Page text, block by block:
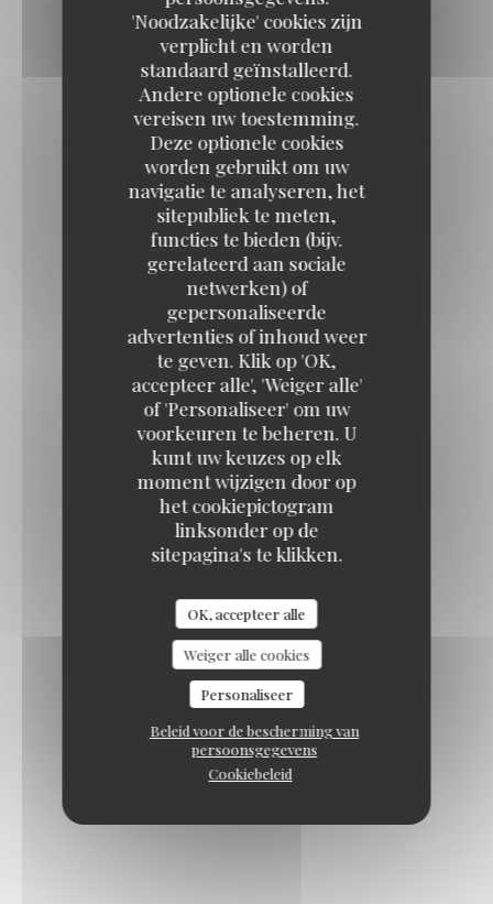
'Noodzakelijke' cookies zijn
verplicht en worden
standaard geïnstalleerd.
Andere optionele cookies
vereisen uw toestemming.
Deze optionele cookies
worden gebruikt om uw
navigatie te analyseren, het
sitepubliek te meten,
functies te bieden (bijv.
gerelateerd aan sociale
netwerken) of
gepersonaliseerde
advertenties of inhoud weer
te geven. Klik op 'OK,
accepteer alle', 'Weiger alle'
of 'Personaliseer' om uw
voorkeuren te beheren. U
kunt uw keuzes op elk
moment wijzigen door op
het cookiepictogram
linksonder op de
sitepagina's te klikken.
OK, accepteer alle
Weiger alle cookies
Personaliseer
Beleid voor de bescherming van
persoonsgegevens
Cookiebeleid